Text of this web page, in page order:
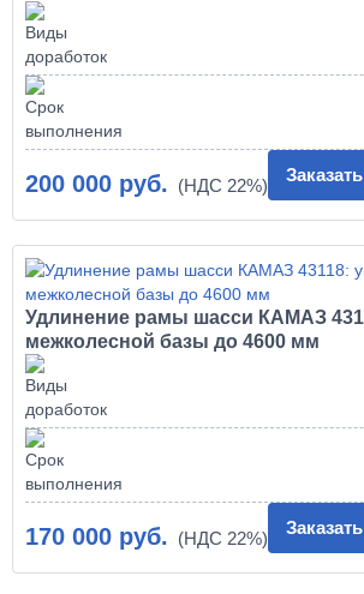
200 000 руб.
Удлинение рамы шасси КАМАЗ
межколесной базы до 4600 мм
170 000 руб.